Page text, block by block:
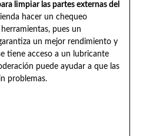
limpiar las partes externas del
hacer un chequeo
pues un
un mejor rendimiento y
tiene acceso a un lubricante
puede ayudar a que las
problemas.